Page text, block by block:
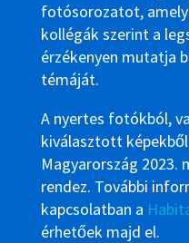
fotósorozatot,
kollégák szerint a
érzékenyen mutatja
témáját.
A nyertes fotókból,
kiválasztott
Magyarország 2023.
rendez. További
kapcsolatban a
érhetőek majd el.